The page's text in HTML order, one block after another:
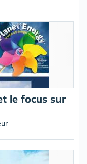
le focus sur